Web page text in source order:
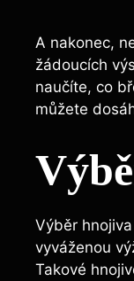
A nakonec,
žádoucích
naučíte, co
můžete
Výběr
vyváženou
Takové